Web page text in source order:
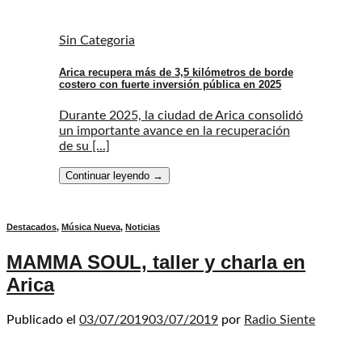
Sin Categoria
Arica recupera más de 3,5 kilómetros de borde
costero con fuerte inversión pública en 2025
Durante 2025, la ciudad de Arica consolidó
un importante avance en la recuperación
de su [...]
Continuar leyendo →
Destacados, Música Nueva, Noticias
MAMMA SOUL, taller y charla en
Arica
Publicado el 03/07/201903/07/2019 por Radio Siente